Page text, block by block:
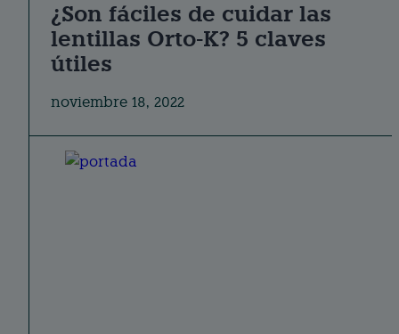
¿Son fáciles de cuidar las
lentillas Orto-K? 5 claves
útiles
noviembre 18, 2022